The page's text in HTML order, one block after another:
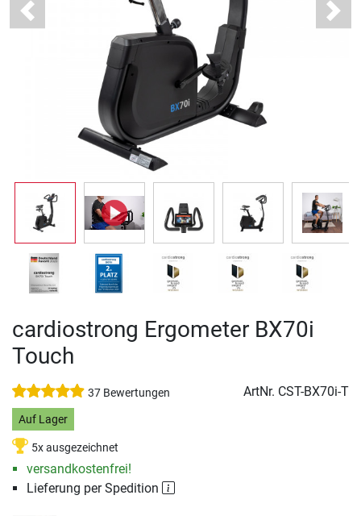
Previous Next
cardiostrong Ergometer BX70i
Touch
37 Bewertungen ArtNr. CST-BX70i-T
Auf Lager
5x ausgezeichnet
versandkostenfrei!
Lieferung per Spedition